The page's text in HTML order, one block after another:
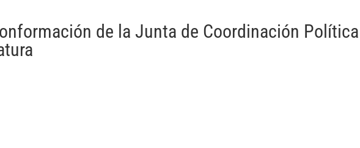
de la Junta de Coordinación Política